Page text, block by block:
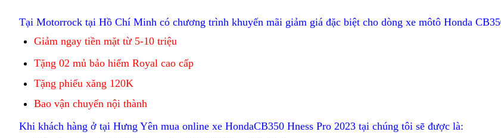
Tại Motorrock tại Hồ Chí Minh tăng
xích
có chương trình khuyến mãi xe
giảm giá đặc biệt cho dòng xe môtô có
Honda
Giảm ngay tiền mặt từ 5-10 triệu
chỉ
Tặng 02 mủ bảo hiểm Royal cao cấp
Tặng phiếu xăng 120K
Bao vận chuyển nội thành
Khi khách hàng ở tại Hưng Yên mua online tổng
xe HondaCB350 Hness Pro 2023 tại chúng tôi sẽ được là: